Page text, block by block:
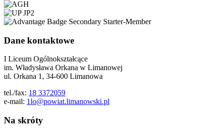
Dane kontaktowe
I Liceum Ogólnokształcące
im. Władysława Orkana w Limanowej
ul. Orkana 1, 34-600 Limanowa
tel./fax: 18 3372059
e-mail: 1lo@powiat.limanowski.pl
Na skróty